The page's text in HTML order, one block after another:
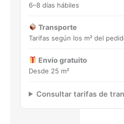
6–8 días hábiles
Transporte
Tarifas según los m² del
Envío gratuito
Desde 25 m²
Consultar tarifas de